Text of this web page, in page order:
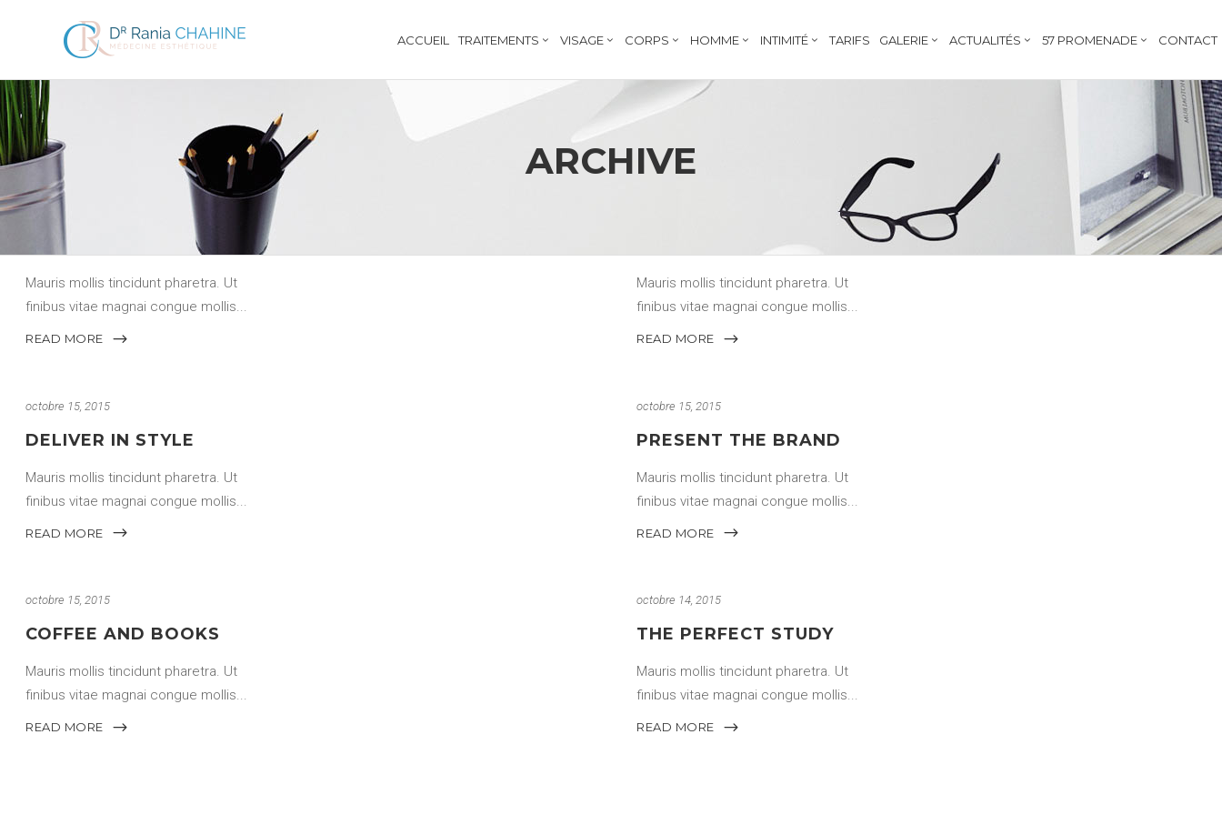
ACCUEIL TRAITEMENTS VISAGE CORPS HOMME INTIMITÉ TARIFS GALERIE ACTUALITÉS 57 PROMENADE CONTACT
ARCHIVE
WALL OF ILLUMINATION
Mauris mollis tincidunt pharetra. Ut
finibus vitae magnai congue mollis
READ MORE
A LAMP LIKE NO OTHER
Mauris mollis tincidunt pharetra. Ut
finibus vitae magnai congue mollis
READ MORE
octobre 15, 2015
DELIVER IN STYLE
Mauris mollis tincidunt pharetra. Ut
finibus vitae magnai congue mollis
READ MORE
octobre 15, 2015
PRESENT THE BRAND
Mauris mollis tincidunt pharetra. Ut
finibus vitae magnai congue mollis
READ MORE
octobre 15, 2015
COFFEE AND BOOKS
Mauris mollis tincidunt pharetra. Ut
finibus vitae magnai congue mollis
READ MORE
octobre 14, 2015
THE PERFECT STUDY
Mauris mollis tincidunt pharetra. Ut
finibus vitae magnai congue mollis
READ MORE